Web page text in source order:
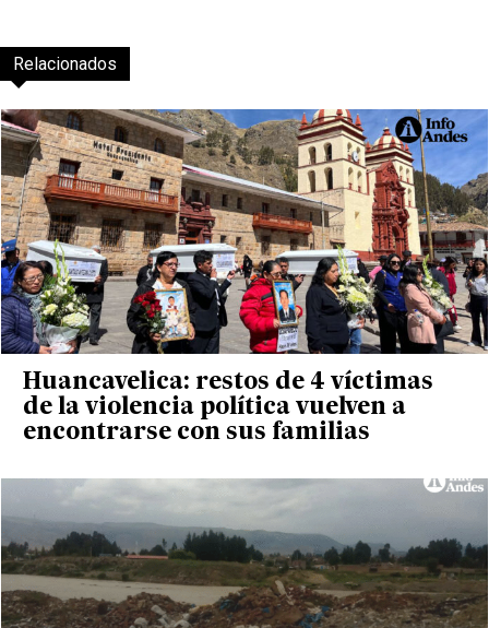
Relacionados
Huancavelica: restos de 4 víctimas
de la violencia política vuelven a
encontrarse con sus familias